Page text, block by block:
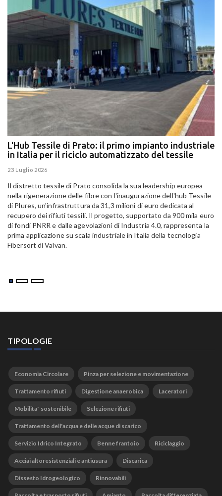
L'Hub Tessile di Prato: il primo impianto industriale
in Italia per il riciclo automatizzato del tessile
23 Luglio 2026
Il distretto tessile di Prato consolida la sua leadership europea
nella rigenerazione delle fibre con l'inaugurazione dell'hub Tessile
di Plures, un'infrastruttura da 31,3 milioni di euro dedicata al
recupero dei rifiuti tessili. Il progetto, supportato da 900 mila euro
di fondi PNRR e dalle agevolazioni di Industria 4.0, rappresenta la
prima applicazione su scala industriale in Italia della tecnologia
Fibersort di Valvan.
TIPOLOGIE
Economia Circolare Pinza per selezione e movimentazione
Trattamento rifiuti Digestione anaerobica Laceratori
Mobilita' sostenibile Selezione rifiuti
Trattamento dell'acqua e delle acque di scarico
Servizio Idrico Integrato Benne frantoio Riciclaggio
Acciai altoresistenziali e antiusura Discarica
Dissesto Idrogeologico Rinnovabili